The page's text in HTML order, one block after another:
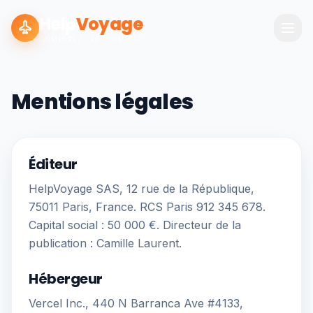
Voyage
Mentions légales
Éditeur
HelpVoyage SAS, 12 rue de la République,
75011 Paris, France. RCS Paris 912 345 678.
Capital social : 50 000 €. Directeur de la
publication : Camille Laurent.
Hébergeur
Vercel Inc., 440 N Barranca Ave #4133,